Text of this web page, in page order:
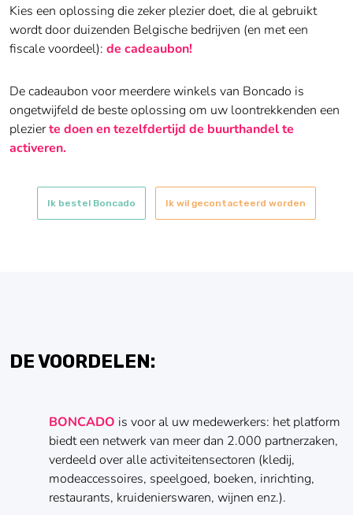
Kies een oplossing die zeker plezier doet, die al gebruikt
wordt door duizenden Belgische bedrijven (en met een
fiscale voordeel): de cadeaubon!
De cadeaubon voor meerdere winkels van Boncado is
ongetwijfeld de beste oplossing om uw loontrekkenden een
plezierte doen en tezelfdertijd de buurthandel te
activeren.
Ik bestel Boncado Ik wil gecontacteerd worden
DE VOORDELEN:
BONCADO is voor al uw medewerkers: het platform
biedt een netwerk van meer dan 2.000 partnerzaken,
verdeeld over alle activiteitensectoren (kledij,
modeaccessoires, speelgoed, boeken, inrichting,
restaurants, kruidenierswaren, wijnen enz.).